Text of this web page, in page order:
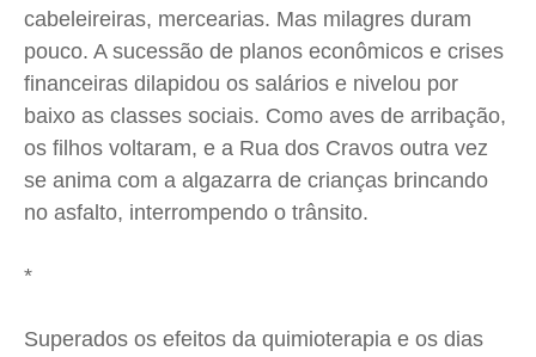
cabeleireiras, mercearias. Mas milagres duram
pouco. A sucessão de planos econômicos e crises
financeiras dilapidou os salários e nivelou por
baixo as classes sociais. Como aves de arribação,
os filhos voltaram, e a Rua dos Cravos outra vez
se anima com a algazarra de crianças brincando
no asfalto, interrompendo o trânsito.
*
Superados os efeitos da quimioterapia e os dias